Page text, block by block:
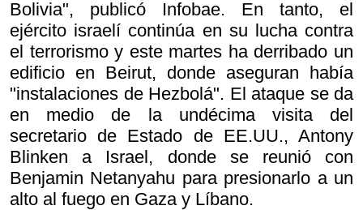
Bolivia", publicó Infobae. En tanto, el
ejército israelí continúa en su lucha contra
el terrorismo y este martes ha derribado un
edificio en Beirut, donde aseguran había
"instalaciones de Hezbolá". El ataque se da
en medio de la undécima visita del
secretario de Estado de EE.UU., Antony
Blinken a Israel, donde se reunió con
Benjamin Netanyahu para presionarlo a un
alto al fuego en Gaza y Líbano.